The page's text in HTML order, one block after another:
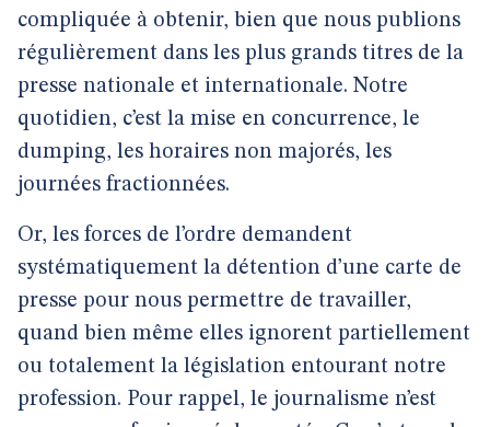
compliquée à obtenir, bien que nous publions
régulièrement dans les plus grands titres de la
presse nationale et internationale. Notre
quotidien, c’est la mise en concurrence, le
dumping, les horaires non majorés, les
journées fractionnées.
Or, les forces de l’ordre demandent
systématiquement la détention d’une carte de
presse pour nous permettre de travailler,
quand bien même elles ignorent partiellement
ou totalement la législation entourant notre
profession. Pour rappel, le journalisme n’est